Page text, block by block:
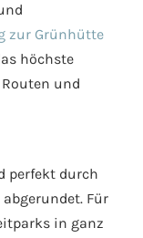
zur Grünhütte
höchste
und
perfekt durch
Für
in ganz